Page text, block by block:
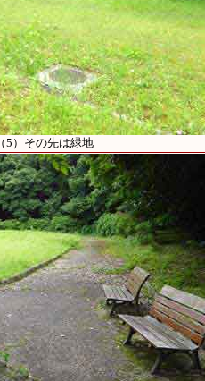
（5）その先は緑地